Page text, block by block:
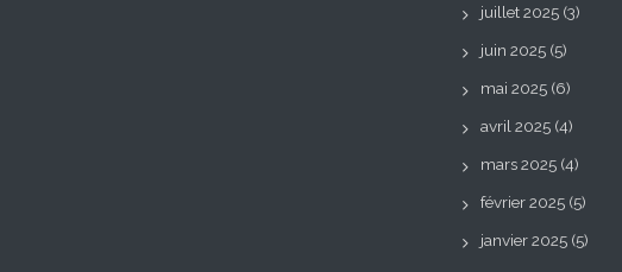
juillet 2025 (3)
juin 2025 (5)
mai 2025 (6)
avril 2025 (4)
mars 2025 (4)
février 2025 (5)
janvier 2025 (5)